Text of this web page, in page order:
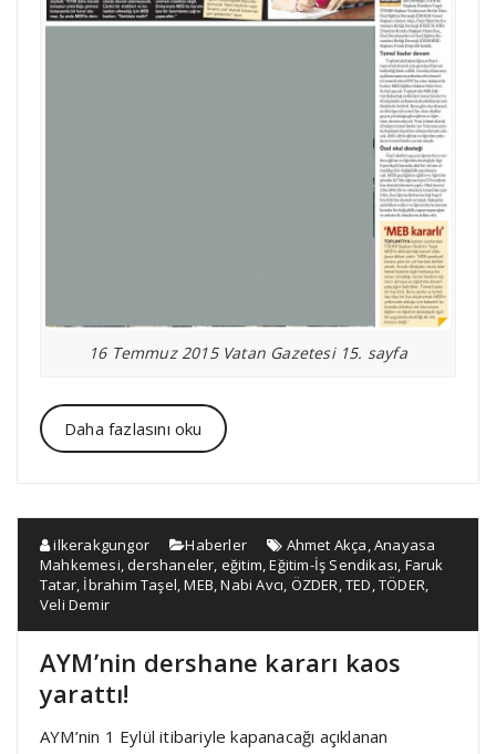
16 Temmuz 2015 Vatan Gazetesi 15. sayfa
Daha fazlasını oku
ilkerakgungor Haberler Ahmet Akça,Anayasa
Mahkemesi,dershaneler, eğitim,Eğitim-İş Sendikası, Faruk
Tatar, İbrahim Taşel,MEB,Nabi Avcı, ÖZDER,TED,TÖDER,
Veli Demir
AYM’nin dershane kararı kaos
yarattı!
AYM’nin 1 Eylül itibariyle kapanacağı açıklanan